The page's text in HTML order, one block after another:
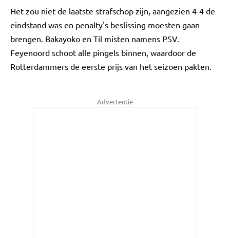
Het zou niet de laatste strafschop zijn, aangezien 4-4 de
eindstand was en penalty's beslissing moesten gaan
brengen. Bakayoko en Til misten namens PSV.
Feyenoord schoot alle pingels binnen, waardoor de
Rotterdammers de eerste prijs van het seizoen pakten.
Advertentie